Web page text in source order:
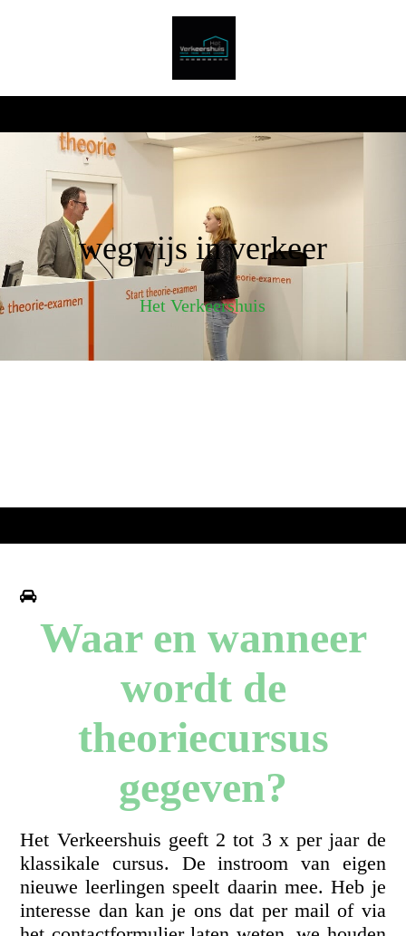
wegwijs in verkeer
Het Verkeershuis
Waar en wanneer
wordt de
theoriecursus
gegeven?
Het Verkeershuis geeft 2 tot 3 x per jaar de
klassikale cursus. De instroom van eigen
nieuwe leerlingen speelt daarin mee. Heb je
interesse dan kan je ons dat per mail of via